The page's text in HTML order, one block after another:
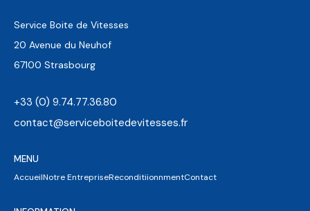
Service Boite de Vitesses
20 Avenue du Neuhof
67100 Strasbourg
+33 (0) 9.74.77.36.80
contact@serviceboitedevitesses.fr
MENU
AccueilNotre EntrepriseReconditiionnmentContact